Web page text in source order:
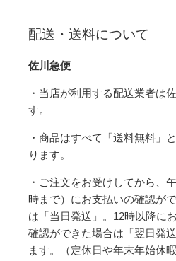
配送・送料について
佐川急便
・当店が利用する配送業者は
す。
・商品はすべて「送料無料」
ります。
・ご注文をお受けしてから、
時まで）にお支払いの確認が
は「当日発送」。12時以降に
確認ができた場合は「翌日発
ます。（定休日や年末年始休